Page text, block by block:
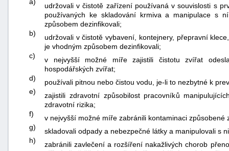
udržovali v čistotě zařízení používaná v souvislosti s
používaných ke skladování krmiva a manipulace s
způsobem dezinfikovali;
b)
udržovali v čistotě vybavení, kontejnery, přepravní
je vhodným způsobem dezinfikovali;
c)
v nejvyšší možné míře zajistili čistotu zvířat
hospodářských zvířat;
d)
používali pitnou nebo čistou vodu, je-li to nezbytné k
e)
zajistili zdravotní způsobilost pracovníků
zdravotní rizika;
f)
v nejvyšší možné míře zabránili kontaminaci způsobené
g)
skladovali odpady a nebezpečné látky a manipulovali s
h)
zabránili zavlečení a rozšíření nakažlivých chorob